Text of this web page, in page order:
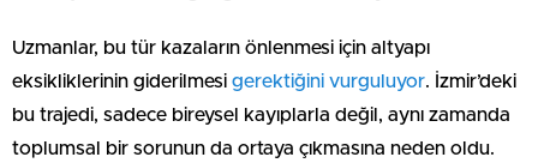
Uzmanlar, bu tür kazaların önlenmesi için altyapı
eksikliklerinin giderilmesi gerektiğini vurguluyor. İzmir’deki
bu trajedi, sadece bireysel kayıplarla değil, aynı zamanda
toplumsal bir sorunun da ortaya çıkmasına neden oldu.